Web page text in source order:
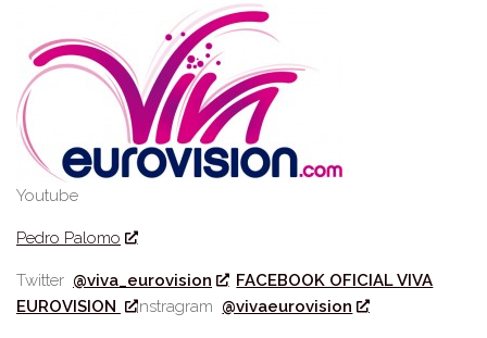
Youtube
Pedro Palomo
Twitter @viva_eurovision
FACEBOOK OFICIAL VIVA
EUROVISION
Instragram @vivaeurovision